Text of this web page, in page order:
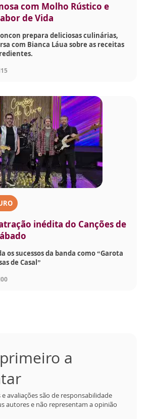
com Molho Rústico e
de Vida
prepara deliciosas culinárias,
com Bianca Láua sobre as receitas
inédita do Canções de
os sucessos da banda como “Garota
de Casal”
a
avaliações são de responsabilidade
autores e não representam a opinião